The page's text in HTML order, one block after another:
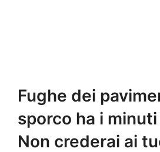
Fughe dei
sporco ha i
Non crederai ai